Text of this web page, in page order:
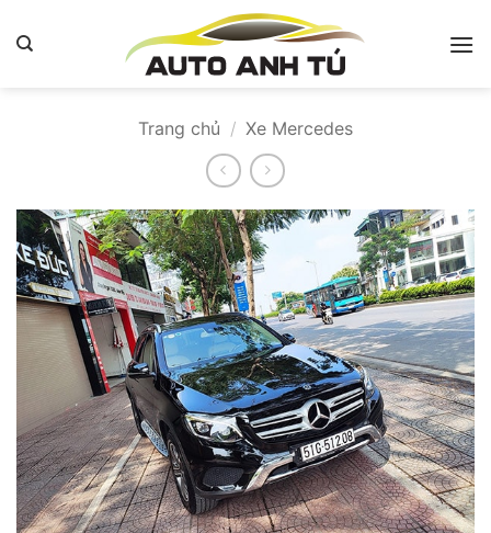
qua
Trang chủ / Xe Mercedes